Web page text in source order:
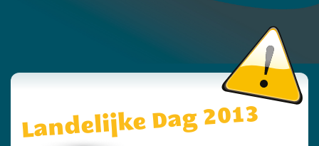
Landelijke Dag 2013